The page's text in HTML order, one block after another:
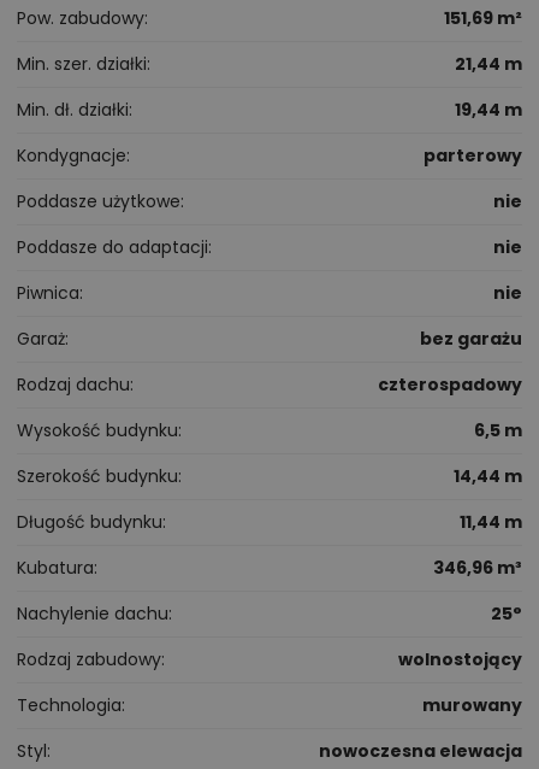
Pow. zabudowy
151,69 m²
Min. szer. działki
21,44 m
Min. dł. działki
19,44 m
Kondygnacje
parterowy
Poddasze użytkowe
nie
Poddasze do adaptacji
nie
Piwnica
nie
Garaż
bez garażu
Rodzaj dachu
czterospadowy
Wysokość budynku
6,5 m
Szerokość budynku
14,44 m
Długość budynku
11,44 m
Kubatura
346,96 m³
Nachylenie dachu
25°
Rodzaj zabudowy
wolnostojący
Technologia
murowany
Styl
nowoczesna elewacja